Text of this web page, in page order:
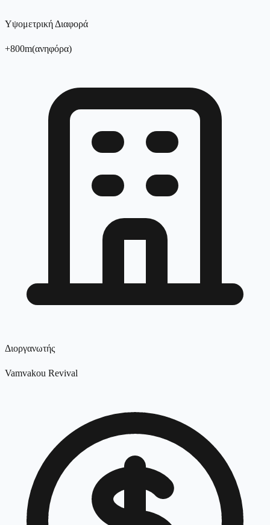
Υψομετρική Διαφορά
+800m(ανηφόρα)
Διοργανωτής
Vamvakou Revival